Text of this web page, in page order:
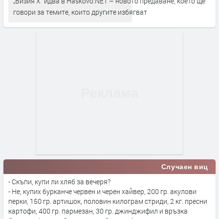
говори за темите, които другите избягват
Случаен виц
- Скъпи, купи ли хляб за вечеря?
- Не, купих бурканче червен и черен хайвер, 200 гр. акулови
перки, 150 гр. артишок, половин килограм стриди, 2 кг. пресни
картофи, 400 гр. пармезан, 30 гр. джинджифил и връзка